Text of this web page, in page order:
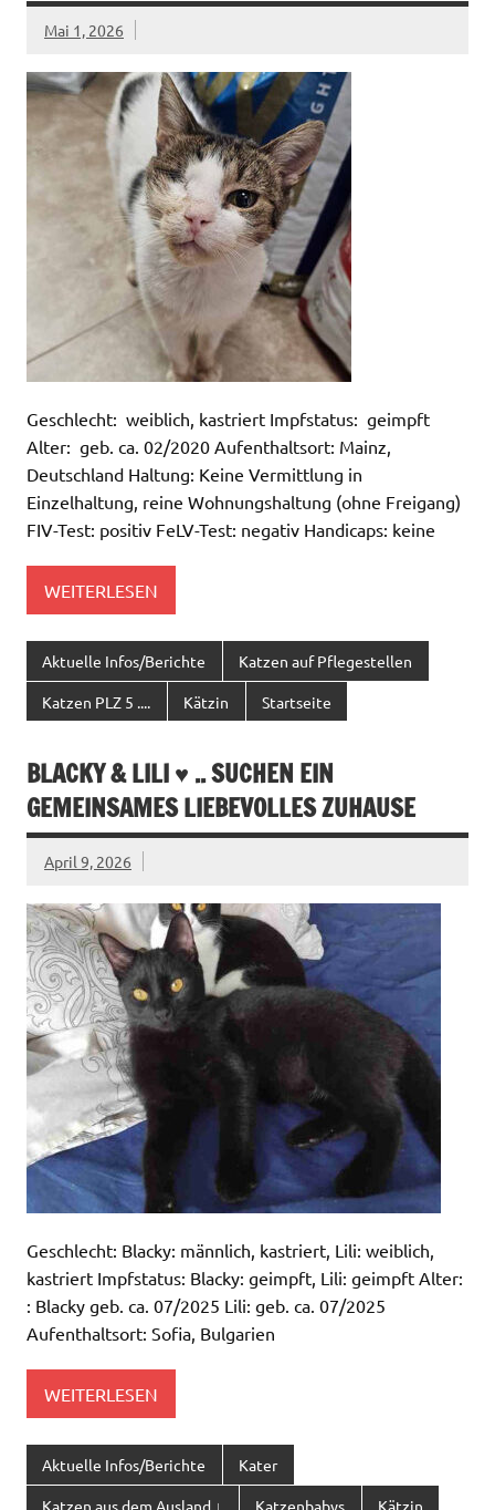
Mai 1, 2026
Geschlecht: weiblich, kastriert Impfstatus: geimpft
Alter: geb. ca. 02/2020 Aufenthaltsort: Mainz,
Deutschland Haltung: Keine Vermittlung in
Einzelhaltung, reine Wohnungshaltung (ohne Freigang)
FIV-Test: positiv FeLV-Test: negativ Handicaps: keine
WEITERLESEN
Aktuelle Infos/Berichte Katzen auf Pflegestellen
Katzen PLZ 5 .... Kätzin Startseite
BLACKY & LILI ♥ .. SUCHEN EIN
GEMEINSAMES LIEBEVOLLES ZUHAUSE
April 9, 2026
Geschlecht: Blacky: männlich, kastriert, Lili: weiblich,
kastriert Impfstatus: Blacky: geimpft, Lili: geimpft Alter:
: Blacky geb. ca. 07/2025 Lili: geb. ca. 07/2025
Aufenthaltsort: Sofia, Bulgarien
WEITERLESEN
Aktuelle Infos/Berichte Kater
Katzen aus dem Ausland ↓ Katzenbabys Kätzin